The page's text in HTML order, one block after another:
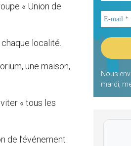
« Union de
localité.
une maison,
« tous les
de l’événement
Nous
mardi,